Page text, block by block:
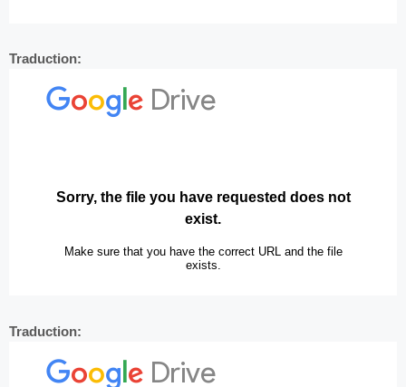
Traduction:
Traduction: